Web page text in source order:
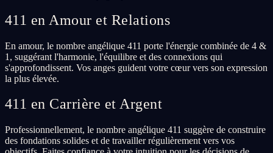
411 en Amour et Relations
En amour, le nombre angélique 411 porte l'énergie combinée de 4 &
1, suggérant l'harmonie, l'équilibre et des connexions qui
s'approfondissent. Vos anges guident votre cœur vers son expression
la plus élevée.
411 en Carrière et Argent
Professionnellement, le nombre angélique 411 suggère de construire
des fondations solides et de travailler régulièrement vers vos